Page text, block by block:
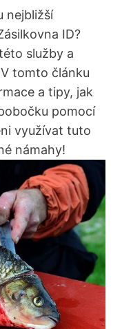
nejbližší
ID?
služby a
tomto článku
a tipy, jak
pomocí
využívat tuto
námahy!